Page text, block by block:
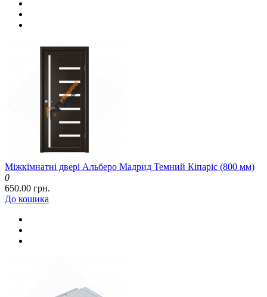
Міжкімнатні двері Альберо Мадрид Темний Кіпаріс (800 мм)
0
650.00 грн.
До кошика